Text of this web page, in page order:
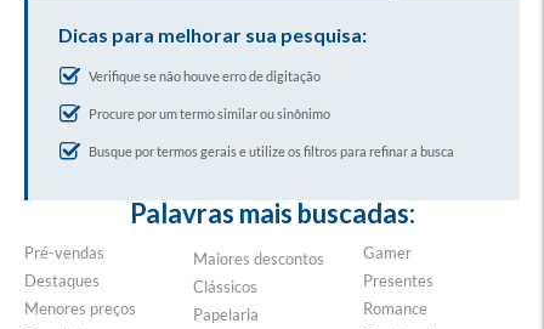
Dicas para melhorar sua pesquisa:
Verifique se não houve erro de digitação
Procure por um termo similar ou sinônimo
Busque por termos gerais e utilize os filtros para refinar a busca
Palavras mais buscadas:
Pré-vendas
Destaques
Menores preços
Maiores descontos
Clássicos
Papelaria
Gamer
Presentes
Romance